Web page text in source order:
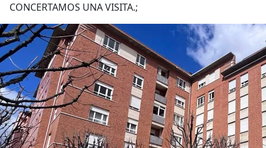
CONCERTAMOS UNA VISITA.;